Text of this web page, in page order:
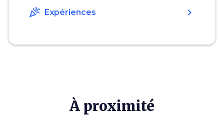
celebration Expériences chevron_right
À proximité